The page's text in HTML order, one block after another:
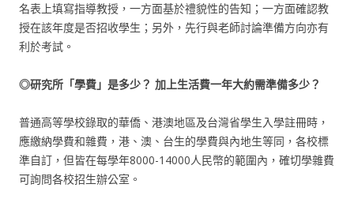
名表上填寫指導教授，一方面基於禮貌性的告知；一方面確認教
授在該年度是否招收學生；另外，先行與老師討論準備方向亦有
利於考試。
◎研究所「學費」是多少？ 加上生活費一年大約需準備多少？
普通高等學校錄取的華僑、港澳地區及台灣省學生入學註冊時，
應繳納學費和雜費，港、澳、台生的學費與內地生等同，各校標
準自訂，但皆在每學年8000-14000人民幣的範圍內，確切學雜費
可詢問各校招生辦公室。